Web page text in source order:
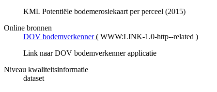
KML Potentiële bodemerosiekaart per perceel (2015)
Online bronnen
DOV bodemverkenner ( WWW:LINK-1.0-http--related )
Link naar DOV bodemverkenner applicatie
Niveau kwaliteitsinformatie
dataset